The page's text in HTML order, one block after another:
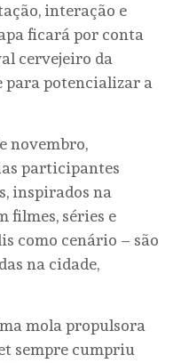
interação e
ficará por conta
cervejeiro da
para potencializar a
novembro,
participantes
inspirados na
filmes, séries e
como cenário – são
na cidade,
mola propulsora
sempre cumpriu